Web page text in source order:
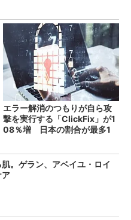
エラー解消のつもりが自ら攻
撃を実行する「ClickFix」が1
08％増 日本の割合が最多1
。ゲラン、アベイユ・ロイ
ア